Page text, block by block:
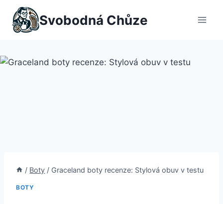
Přeskočit
obsah
Svobodná Chůze
/ Boty / Graceland boty recenze: Stylová obuv v testu
BOTY